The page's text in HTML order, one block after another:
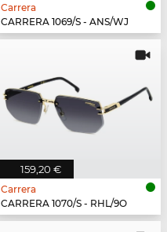
Carrera
CARRERA 1069/S - ANS/WJ
159,20 €
Carrera
CARRERA 1070/S - RHL/9O